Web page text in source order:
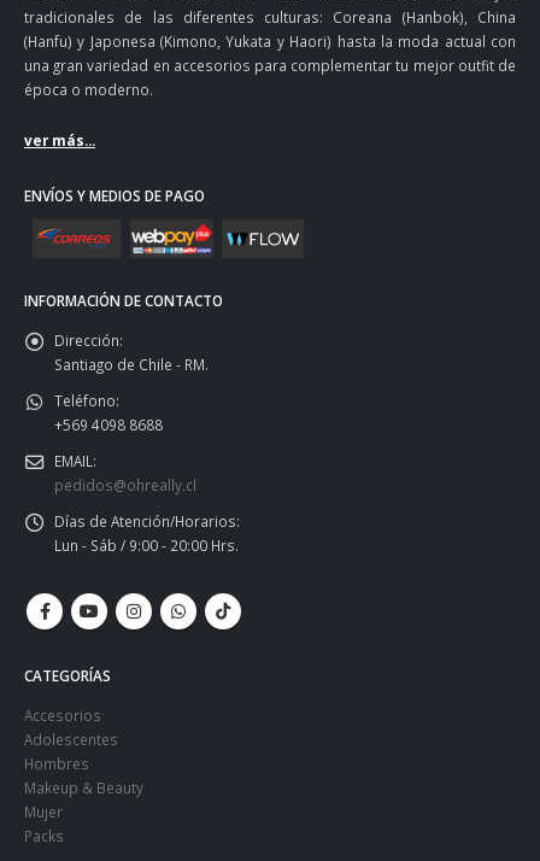
tradicionales de las diferentes culturas: Coreana (Hanbok), China
(Hanfu) y Japonesa (Kimono, Yukata y Haori) hasta la moda actual con
una gran variedad en accesorios para complementar tu mejor outfit de
época o moderno.
ver más...
ENVÍOS Y MEDIOS DE PAGO
INFORMACIÓN DE CONTACTO
Dirección:
Santiago de Chile - RM.
Teléfono:
+569 4098 8688
EMAIL:
pedidos@ohreally.cl
Días de Atención/Horarios:
Lun - Sáb / 9:00 - 20:00 Hrs.
CATEGORÍAS
Accesorios
Adolescentes
Hombres
Makeup & Beauty
Mujer
Packs